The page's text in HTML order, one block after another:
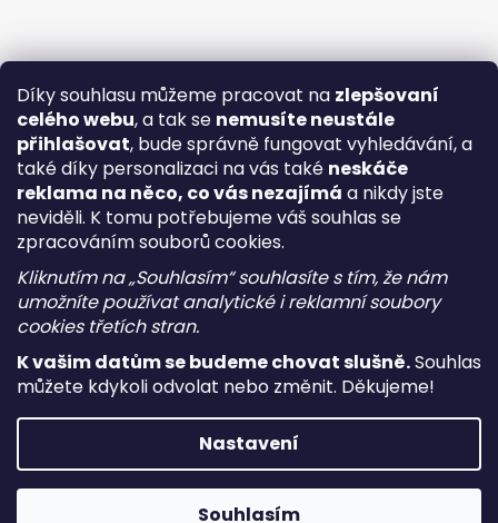
Díky souhlasu můžeme pracovat na zlepšovaní
celého webu, a tak se nemusíte neustále
přihlašovat, bude správně fungovat vyhledávání, a
také díky personalizaci na vás také neskáče
reklama na něco, co vás nezajímá a nikdy jste
neviděli. K tomu potřebujeme váš souhlas se
zpracováním souborů cookies.
Kliknutím na „Souhlasím“ souhlasíte s tím, že nám
umožníte používat analytické i reklamní soubory
cookies třetích stran.
K vašim datům se budeme chovat slušně.Souhlas
můžete kdykoli odvolat nebo změnit. Děkujeme!
Nastavení
Souhlasím
Vytvořil Shoptet
Copyright 2026i-vape. Všechna práva vyhrazena.Upravit
nastavení cookies